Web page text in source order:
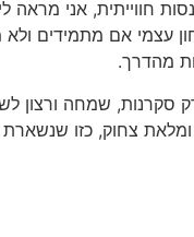
חווייתית, אני מראה
עצמי אם מתמידים
מהדרך.
סקרנות, שמחה ורצון
צחוק, כזו שנשארת